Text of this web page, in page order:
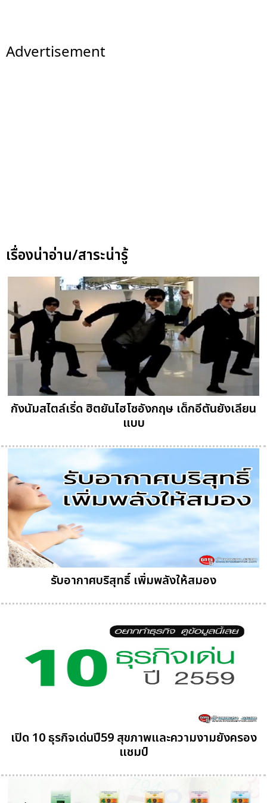
Advertisement
เรื่องน่าอ่าน/สาระน่ารู้
กังนัมสไตล์เริ่ด ฮิตยันไฮโซอังกฤษ เด็กอีตันยังเลียน
แบบ
รับอากาศบริสุทธิ์ เพิ่มพลังให้สมอง
เปิด 10 ธุรกิจเด่นปี59 สุขภาพและความงามยังครอง
แชมป์